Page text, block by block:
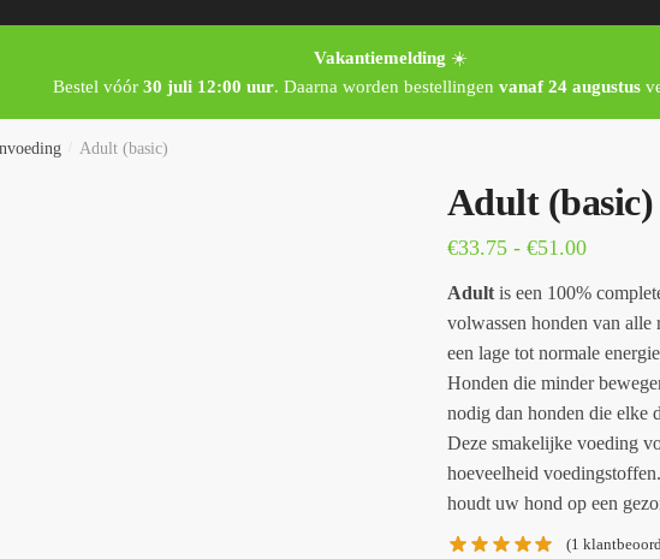
Vakantiemelding ☀️
Bestel vóór 30 juli 12:00 uur. Daarna worden bestellingen vanaf 24 augustus
Adult (basic)
Adult (basic)
€33.75 - €51.00
Adultis een 100%
volwassen honden van alle
een lage tot normale
Honden die minder
nodig dan honden die elke
Deze smakelijke voeding
hoeveelheid
houdt uw hond op een
(1